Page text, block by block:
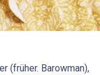
(früher. Barowman),